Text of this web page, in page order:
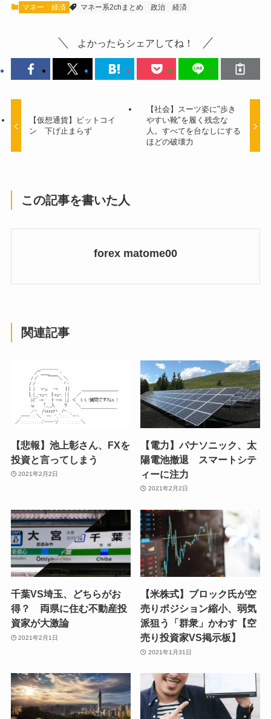
マネー 経済 マネー系2chまとめ 政治 経済
よかったらシェアしてね！
【仮想通貨】ビットコイ
ン 下げ止まらず
【社会】スーツ姿に"歩き
やすい靴"を履く残念な
人。すべてを台なしにする
ほどの破壊力
この記事を書いた人
forex matome00
関連記事
【悲報】池上彰さん、FXを
投資と言ってしまう
2021年2月2日
【電力】パナソニック、太
陽電池撤退 スマートシテ
ィーに注力
2021年2月2日
千葉VS埼玉、どちらがお
得？ 両県に住む不動産投
資家が大激論
2021年2月1日
【米株式】ブロック氏が空
売りポジション縮小、弱気
派狙う「群衆」かわす【空
売り投資家VS掲示板】
2021年1月31日